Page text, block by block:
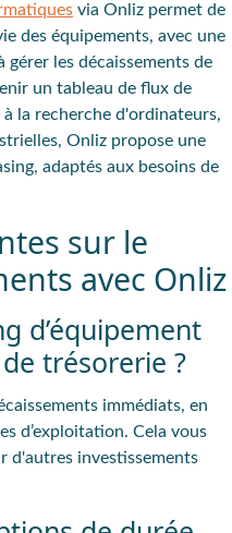
via Onliz permet de
des équipements, avec une
gérer les décaissements de
un tableau de flux de
la recherche d'ordinateurs,
Onliz propose une
adaptés aux besoins de
sur le
avec Onliz
d’équipement
trésorerie ?
immédiats, en
d’exploitation. Cela vous
d'autres investissements